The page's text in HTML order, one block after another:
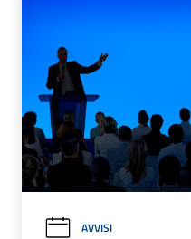
AVVISI